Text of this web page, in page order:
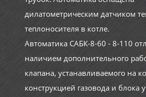
дилатометрическим датчиком
теплоносителя в котле.
Автоматика САБК-8-60 - 8-110
наличием дополнительного
клапана, устанавливаемого на
конструкцией газовода и блока